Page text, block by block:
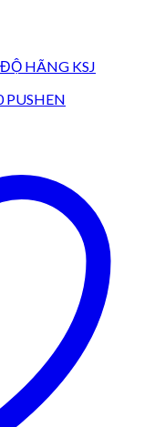
HÃNG KSJ